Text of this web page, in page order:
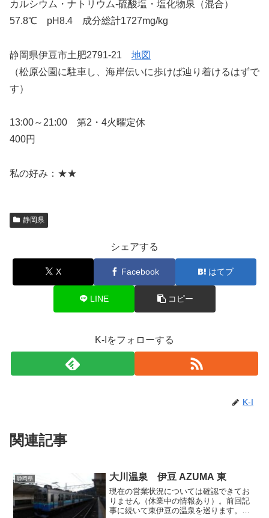
カルシウム・ナトリウム-硫酸塩・塩化物泉（混合）
57.8℃ pH8.4 成分総計1727mg/kg
静岡県伊豆市土肥2791-21 地図
（松原公園に駐車し、海岸伝いに歩けば辿り着けるはずで
す）
13:00～21:00 第2・4火曜定休
400円
私の好み：★★
静岡県
シェアする
X Facebook はてブ
LINE コピー
K-Iをフォローする
K-I
関連記事
静岡県 大川温泉 伊豆 AZUMA 東
現在の営業状況については確認できてお
りません（休業中の情報あり）。前回記
事に続いて東伊豆の温泉を巡ります。伊